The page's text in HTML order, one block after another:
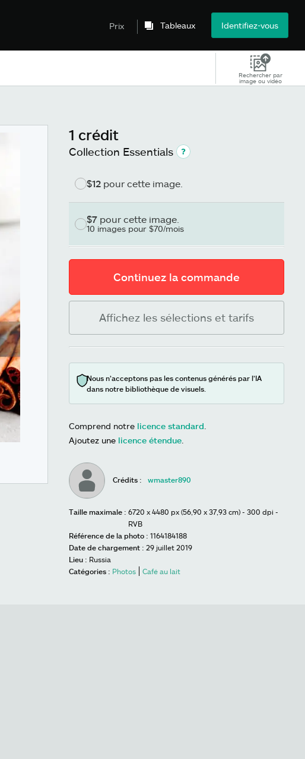
Prix Tableaux Identifiez-vous
Rechercher par
image ou vidéo
1 crédit
Collection Essentials
$12 pour cette image.
$7 pour cette image.
10 images pour $70/mois
Continuez la commande
Affichez les sélections et tarifs
Nous n’acceptons pas les contenus générés par l’IA
dans notre bibliothèque de visuels.
Comprend notre licence standard
Ajoutez une licence étendue
Crédits : wmaster890
Taille maximale : 6720 x 4480 px (56,90 x 37,93 cm) - 300 dpi -
RVB
Référence de la photo : 1164184188
Date de chargement : 29 juillet 2019
Lieu : Russia
Catégories : Photos Café au lait